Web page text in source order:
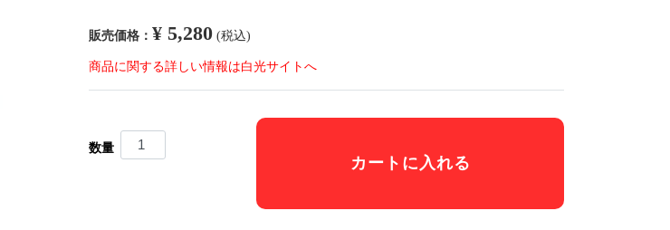
販売価格： ¥ 5,280 (税込)
商品に関する詳しい情報は白光サイトへ
数量
カートに入れる